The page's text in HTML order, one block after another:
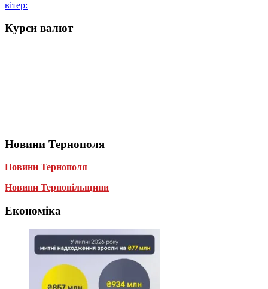
вітер:
Курси валют
Новини Тернополя
Новини Тернополя
Новини Тернопільщини
Економіка